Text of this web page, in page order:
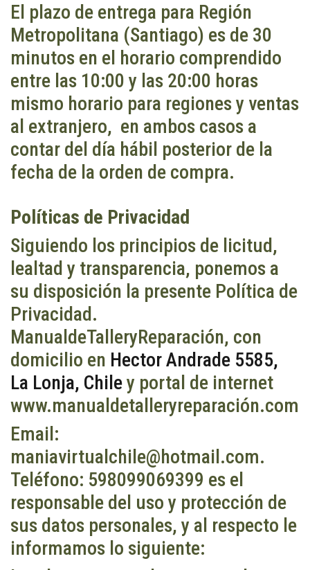
El plazo de entrega para Región
Metropolitana (Santiago) es de 30
minutos en el horario comprendido
entre las 10:00 y las 20:00 horas
mismo horario para regiones y ventas
al extranjero, en ambos casos a
contar del día hábil posterior de la
fecha de la orden de compra.
Políticas de Privacidad
Siguiendo los principios de licitud,
lealtad y transparencia, ponemos a
su disposición la presente Política de
Privacidad.
ManualdeTalleryReparación, con
domicilio en Hector Andrade 5585,
La Lonja, Chiley portal de internet
www.manualdetalleryreparación.com
Email:
maniavirtualchile@hotmail.com.
Teléfono: 598099069399 es el
responsable del uso y protección de
sus datos personales, y al respecto le
informamos lo siguiente: